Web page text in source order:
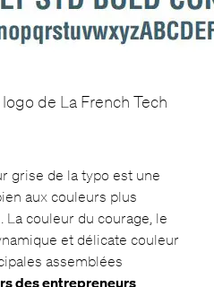
de La French Tech
grise de la typo est une
aux couleurs plus
couleur du courage, le
et délicate couleur
assemblées
des entrepreneurs